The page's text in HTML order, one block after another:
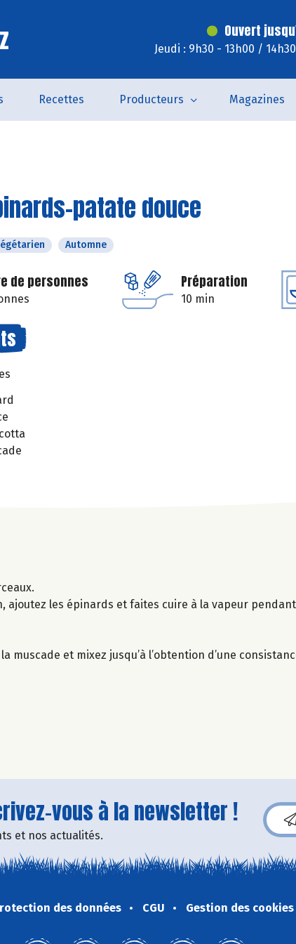
Ouvert
Jeudi : 9h30 - 13h00 /
Recettes Producteurs Magazines
patate douce
Automne
de personnes Préparation
10 min
ajoutez les épinards et faites cuire à la vapeur
et mixez jusqu’à l’obtention d’une
vous à la newsletter !
et nos actualités.
des données CGU Gestion des cookies